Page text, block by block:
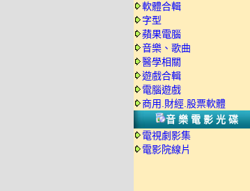
軟體合輯
字型
蘋果電腦
音樂、歌曲
醫學相關
遊戲合輯
電腦遊戲
商用.財經.股票軟體
音樂電影光碟
電視劇影集
電影院線片